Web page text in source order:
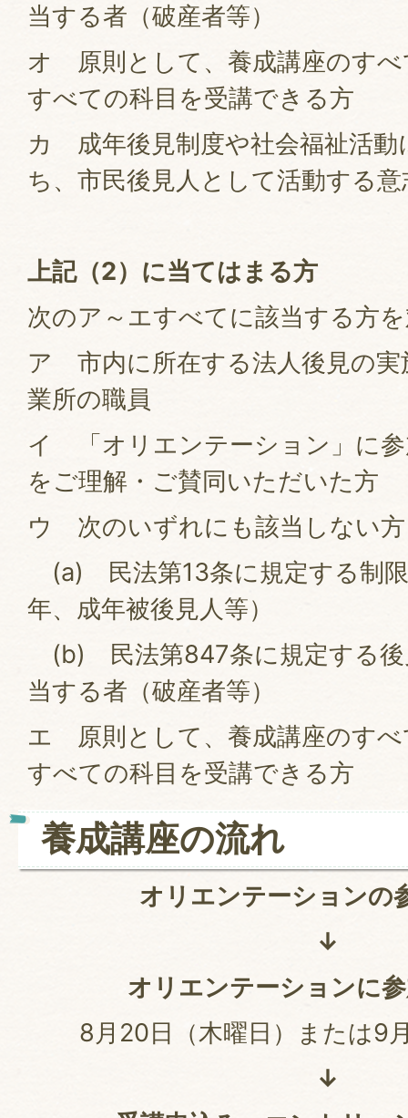
当する者（破産者等）
オ 原則として、養成講座のすべ
すべての科目を受講できる方
カ 成年後見制度や社会福祉活動
ち、市民後見人として活動する
上記（2）に当てはまる方
次のア～エすべてに該当する方
ア 市内に所在する法人後見の実
業所の職員
イ 「オリエンテーション」に参
をご理解・ご賛同いただいた方
ウ 次のいずれにも該当しない方
(a) 民法第13条に規定する制限
年、成年被後見人等）
(b) 民法第847条に規定する後
当する者（破産者等）
エ 原則として、養成講座のすべ
すべての科目を受講できる方
養成講座の流れ
オリエンテーションの
↓
オリエンテーションに
8月20日（木曜日）または9
↓